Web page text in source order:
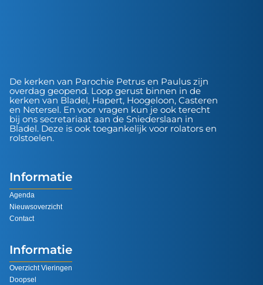
De kerken van Parochie Petrus en Paulus zijn
overdag geopend. Loop gerust binnen in de
kerken van Bladel, Hapert, Hoogeloon, Casteren
en Netersel. En voor vragen kun je ook terecht
bij ons secretariaat aan de Sniederslaan in
Bladel. Deze is ook toegankelijk voor rolators en
rolstoelen.
Informatie
Agenda
Nieuwsoverzicht
Contact
Informatie
Overzicht Vieringen
Doopsel